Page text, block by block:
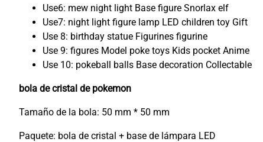
Use6: mew night light Base figure Snorlax elf
Use7: night light figure lamp LED children toy Gift
Use 8: birthday statue Figurines figurine
Use 9: figures Model poke toys Kids pocket Anime
Use 10: pokeball balls Base decoration Collectable
bola de cristal de pokemon
Tamaño de la bola: 50 mm * 50 mm
Paquete: bola de cristal + base de lámpara LED